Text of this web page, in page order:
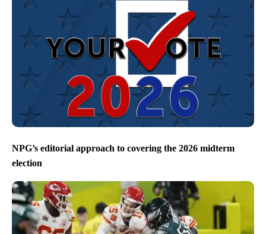
NPG’s editorial approach to covering the 2026 midterm
election